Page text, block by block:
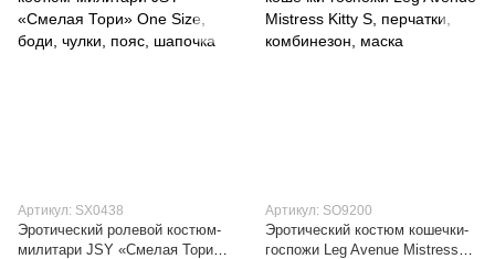
Артикул: SX0438
Эротический ролевой костюм-
милитари JSY «Смелая Тори»
Артикул: SO9200
Эротический костюм кошечки-
госпожи Leg Avenue Mistress